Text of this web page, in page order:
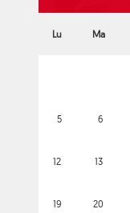
Lu Ma
5 6
12 13
19 20